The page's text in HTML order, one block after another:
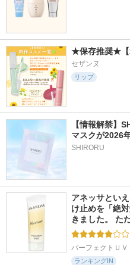
★保存推奨★【
セザンヌ
リップ
【情報解禁】
マスクが2026
SHIRORU
アネッサとい
け止めを「絶
きました。 た
パーフェクトＵＶ
ランキングIN